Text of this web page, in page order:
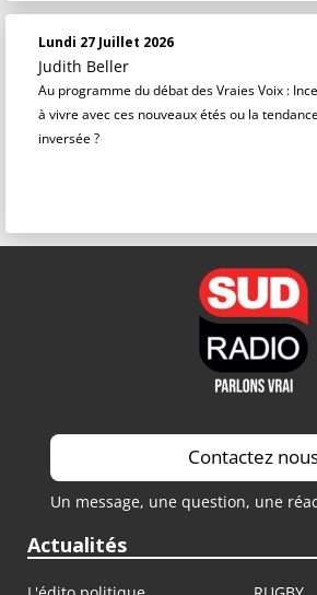
Lundi 27 Juillet 2026
Judith Beller
Au programme du débat des Vraies Voix :
à vivre avec ces nouveaux étés ou la
inversée ?
Contactez
Un message, une question, une
Actualités